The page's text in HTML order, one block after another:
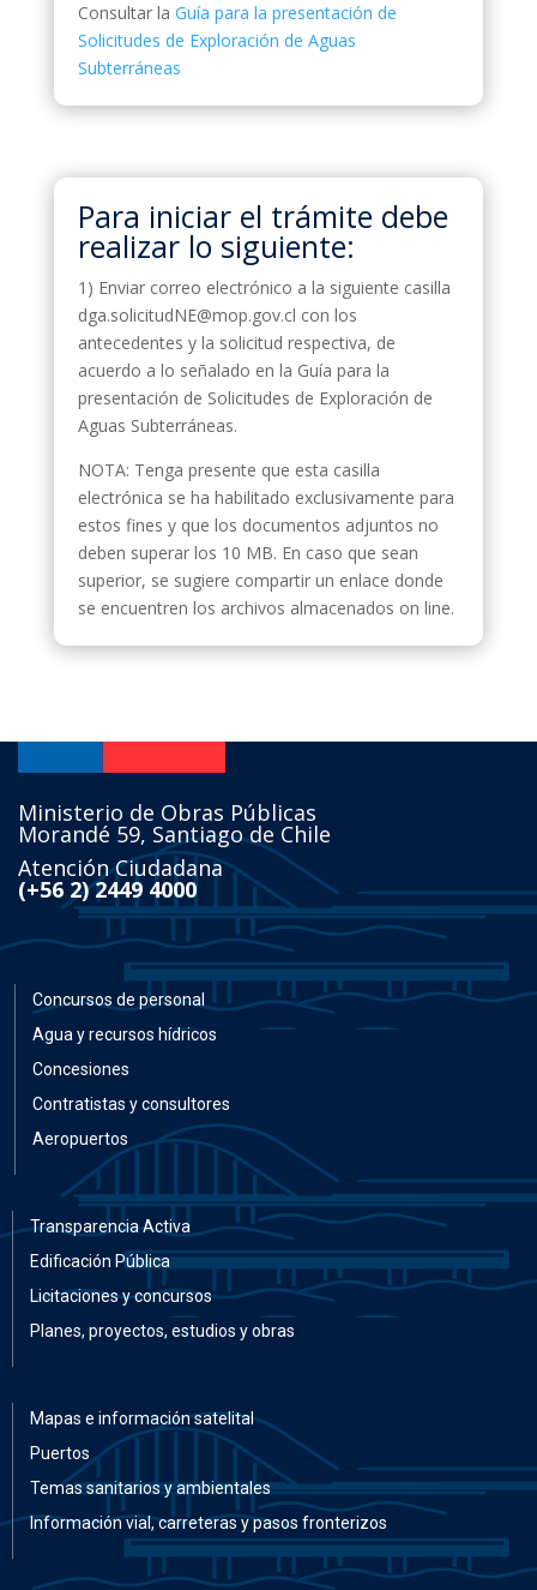
Consultar la Guía para la presentación de
Solicitudes de Exploración de Aguas
Subterráneas
Para iniciar el trámite debe
realizar lo siguiente:
1) Enviar correo electrónico a la siguiente casilla
dga.solicitudNE@mop.gov.cl con los
antecedentes y la solicitud respectiva, de
acuerdo a lo señalado en la Guía para la
presentación de Solicitudes de Exploración de
Aguas Subterráneas.
NOTA: Tenga presente que esta casilla
electrónica se ha habilitado exclusivamente para
estos fines y que los documentos adjuntos no
deben superar los 10 MB. En caso que sean
superior, se sugiere compartir un enlace donde
se encuentren los archivos almacenados on line.
Ministerio de Obras Públicas
Morandé 59, Santiago de Chile
Atención Ciudadana
(+56 2) 2449 4000
Concursos de personal
Agua y recursos hídricos
Concesiones
Contratistas y consultores
Aeropuertos
Transparencia Activa
Edificación Pública
Licitaciones y concursos
Planes, proyectos, estudios y obras
Mapas e información satelital
Puertos
Temas sanitarios y ambientales
Información vial, carreteras y pasos fronterizos